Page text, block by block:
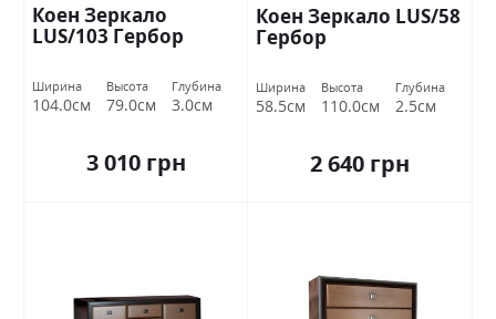
Коен Зеркало
LUS/103 Гербор
Ширина
104.0см
Высота
79.0см
Глубина
3.0см
3 010 грн
Коен Зеркало LUS/58
Гербор
Ширина
58.5см
Высота
110.0см
Глубина
2.5см
2 640 грн